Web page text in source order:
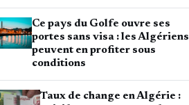
Ce pays du Golfe ouvre ses
portes sans visa : les Algériens
peuvent en profiter sous
conditions
Taux de change en Algérie :